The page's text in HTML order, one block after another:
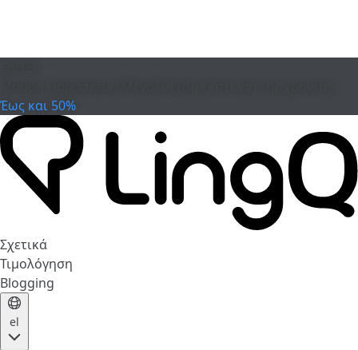
Έως και 50%
Σχετικά
Τιμολόγηση
Blogging
el